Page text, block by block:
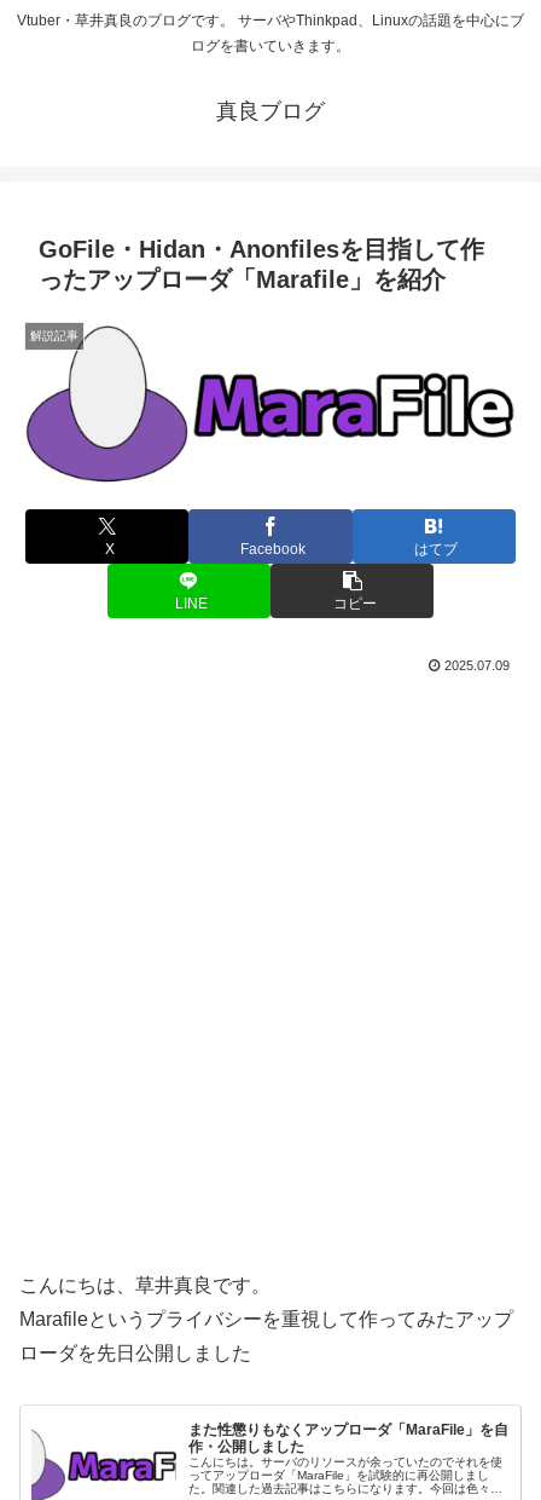
Vtuber・草井真良のブログです。 サーバやThinkpad、Linuxの話題を中心にブ
ログを書いていきます。
真良ブログ
GoFile・Hidan・Anonfilesを目指して作
ったアップローダ「Marafile」を紹介
解説記事
X Facebook はてブ
LINE コピー
2025.07.09
こんにちは、草井真良です。
Marafileというプライバシーを重視して作ってみたアップ
ローダを先日公開しました
また性懲りもなくアップローダ「MaraFile」を自
作・公開しました
こんにちは。サーバのリソースが余っていたのでそれを使
ってアップローダ「MaraFile」を試験的に再公開しまし
た。関連した過去記事はこちらになります。今回は色々と